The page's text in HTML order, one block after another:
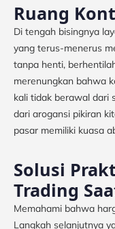
Ruang
Di tengah bisingnya
yang terus-menerus
tanpa henti,
merenungkan bahwa
kali tidak berawal dari
dari arogansi pikiran
pasar memiliki kuasa
Solusi
Trading
Memahami bahwa
Langkah selanjutnya